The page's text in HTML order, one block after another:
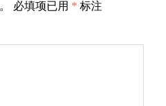
必填项已用 * 标注